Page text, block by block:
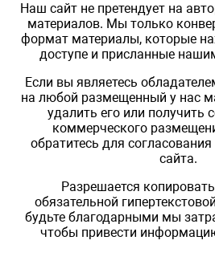
Наш сайт не претендует на
материалов. Мы только
формат материалы, которые
доступе и присланные
Если вы являетесь
на любой размещенный у нас
удалить его или получить
коммерческого
обратитесь для
сайта.
Разрешается
обязательной
будьте благодарными мы
чтобы привести